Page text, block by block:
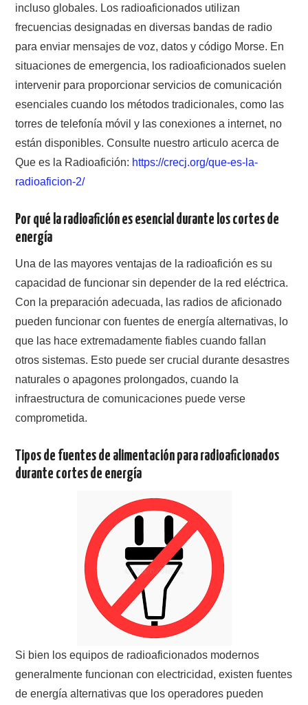
W5WIN
WAVELOG
AUTENTIFICACIÓN DE MIEMBROS DEL
MUMLA APP ( MUY FÁCIL )
incluso globales. Los radioaficionados utilizan
frecuencias designadas en diversas bandas de radio
para enviar mensajes de voz, datos y código Morse. En
situaciones de emergencia, los radioaficionados suelen
intervenir para proporcionar servicios de comunicación
esenciales cuando los métodos tradicionales, como las
torres de telefonía móvil y las conexiones a internet, no
están disponibles. Consulte nuestro articulo acerca de
Que es la Radioafición: https://crecj.org/que-es-la-
radioaficion-2/
Por qué la radioafición es esencial durante los cortes de
energía
Una de las mayores ventajas de la radioafición es su
capacidad de funcionar sin depender de la red eléctrica.
Con la preparación adecuada, las radios de aficionado
pueden funcionar con fuentes de energía alternativas, lo
que las hace extremadamente fiables cuando fallan
otros sistemas. Esto puede ser crucial durante desastres
naturales o apagones prolongados, cuando la
infraestructura de comunicaciones puede verse
comprometida.
Tipos de fuentes de alimentación para radioaficionados
durante cortes de energía
Si bien los equipos de radioaficionados modernos
generalmente funcionan con electricidad, existen fuentes
de energía alternativas que los operadores pueden